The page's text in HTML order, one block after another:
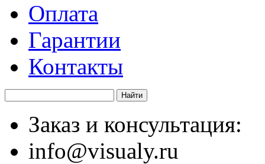
Оплата
Гарантии
Контакты
Заказ и консультация:
info@visualy.ru